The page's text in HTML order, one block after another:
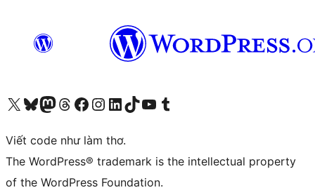
Truy cập tài khoản X (trước đây là Twitter) của chúng tôiVisit our Bluesky account
Visit our Mastodon account
Visit our Threads account
Xem trang Facebook của chúng tôiTruy cập tài khoản Instagram của chúng tôiTruy cập tài khoản LinkedIn của chúng tôiVisit our TikTok account
Truy cập kênh YouTube của chúng tôi Visit our Tumblr account
Viết code như làm thơ.
The WordPress® trademark is the intellectual property
of the WordPress Foundation.